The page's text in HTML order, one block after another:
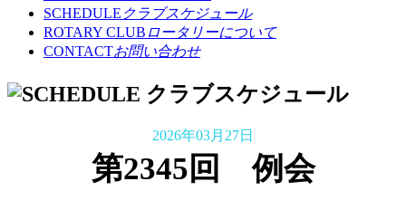
SCHEDULE クラブスケジュール
ROTARY CLUB ロータリーについて
CONTACTお問い合わせ
クラブスケジュール
2026年03月27日
第2345回 例会